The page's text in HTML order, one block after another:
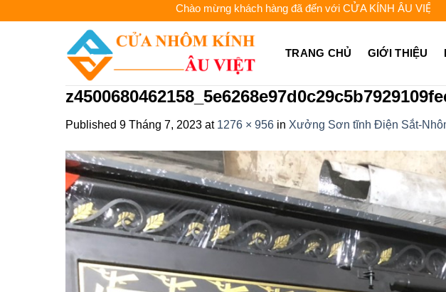
Chào mừng khách hàng đã đến với CỬA KÍNH ÂU VIỆT - Liên hệ
TRANG CHỦ GIỚI THIỆU
Published 9 Tháng 7, 2023 at 1276 × 956 in Xưởng Sơn tĩnh Điện Sắt-